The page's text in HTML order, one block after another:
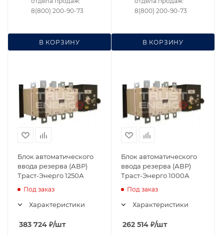
В КОРЗИНУ
8(800) 200-90-73
В КОРЗИНУ
8(800) 200-90-73
Блок автоматического
ввода резерва (АВР)
Траст-Энерго 1250А
Под заказ
Характеристики
383 724 ₽/шт
Блок автоматического
ввода резерва (АВР)
Траст-Энерго 1000А
Под заказ
Характеристики
262 514 ₽/шт